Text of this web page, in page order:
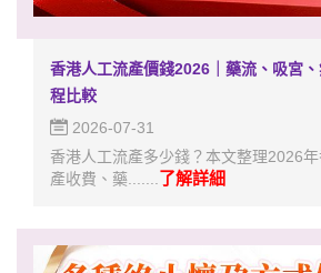
香港人工流產價錢2026｜藥流、吸宮
程比較
2026-07-31
香港人工流產多少錢？本文整理2026
產收費、藥....... 了解詳細